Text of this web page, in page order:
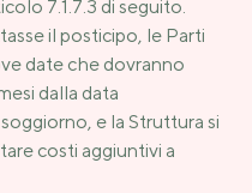
7.1.7.3 di seguito.
il posticipo, le Parti
date che dovranno
dalla data
e la Struttura si
costi aggiuntivi a